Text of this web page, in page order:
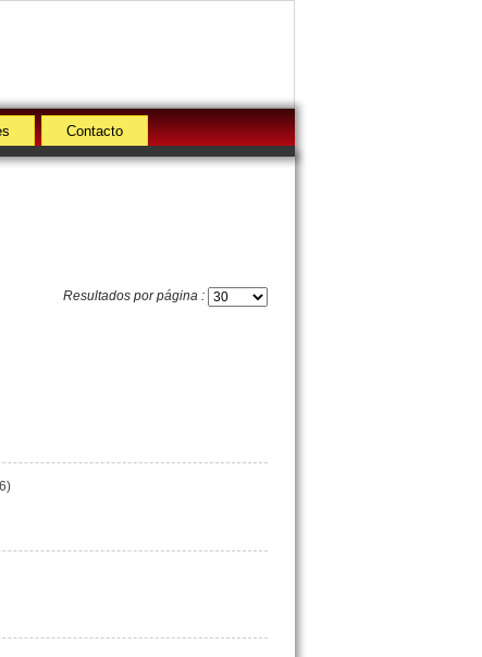
Contacto
Resultados por página :